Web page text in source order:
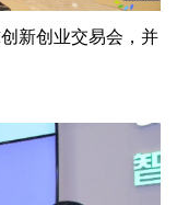
新创业交易会，并